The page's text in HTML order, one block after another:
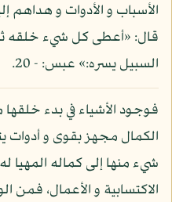
الأسباب و الأدوات و هداهم
السبيل يسره:» عبس: - 20.
فوجود الأشياء في بدء
الكمال مجهز بقوى و أدوات
شيء منها إلى كماله المهيا
الاكتسابية و الأعمال، فمن